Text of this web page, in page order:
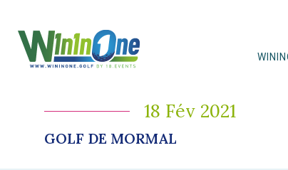
18 Fév 2021
GOLF DE MORMAL